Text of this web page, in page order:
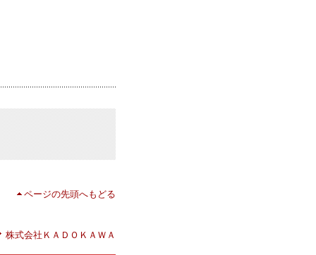
ページの先頭へもどる
株式会社ＫＡＤＯＫＡＷＡ